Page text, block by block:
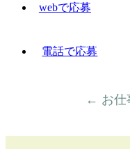
webで応募
電話で応募
← お仕